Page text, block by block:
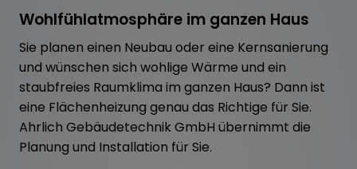
Wohlfühlatmosphäre im ganzen Haus
Sie planen einen Neubau oder eine Kernsanierung
und wünschen sich wohlige Wärme und ein
staubfreies Raumklima im ganzen Haus? Dann ist
eine Flächenheizung genau das Richtige für Sie.
Ahrlich Gebäudetechnik GmbH übernimmt die
Planung und Installation für Sie.